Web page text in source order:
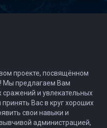
проекте, посвящённом
Мы предлагаем Вам
и увлекательных
Вас в круг хороших
свои навыки и
администрацией,